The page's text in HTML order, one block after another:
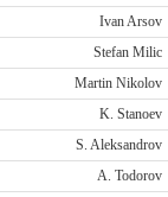
Ivan Arsov
Stefan Milic
Martin Nikolov
K. Stanoev
S. Aleksandrov
A. Todorov